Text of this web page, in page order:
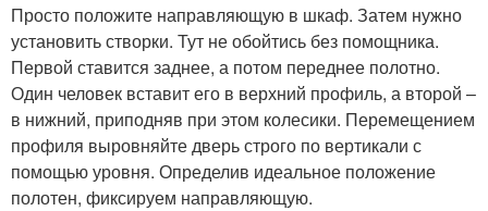
Просто положите направляющую в шкаф. Затем нужно
установить створки. Тут не обойтись без помощника.
Первой ставится заднее, а потом переднее полотно.
Один человек вставит его в верхний профиль, а второй –
в нижний, приподняв при этом колесики. Перемещением
профиля выровняйте дверь строго по вертикали с
помощью уровня. Определив идеальное положение
полотен, фиксируем направляющую.